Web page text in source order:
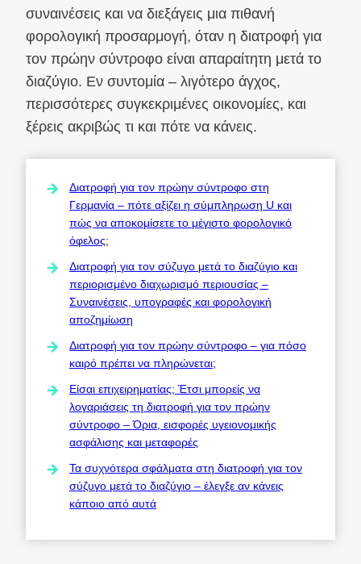
συναινέσεις και να διεξάγεις μια πιθανή
φορολογική προσαρμογή, όταν η διατροφή για
τον πρώην σύντροφο είναι απαραίτητη μετά το
διαζύγιο. Εν συντομία – λιγότερο άγχος,
περισσότερες συγκεκριμένες οικονομίες, και
ξέρεις ακριβώς τι και πότε να κάνεις.
Διατροφή για τον πρώην σύντροφο στη
Γερμανία – πότε αξίζει η σύμπληρωση U και
πώς να αποκομίσετε το μέγιστο φορολογικό
όφελος;
Διατροφή για τον σύζυγο μετά το διαζύγιο και
περιορισμένο διαχωρισμό περιουσίας –
Συναινέσεις, υπογραφές και φορολογική
αποζημίωση
Διατροφή για τον πρώην σύντροφο – για πόσο
καιρό πρέπει να πληρώνεται;
Είσαι επιχειρηματίας; Έτσι μπορείς να
λογαριάσεις τη διατροφή για τον πρώην
σύντροφο – Όρια, εισφορές υγειονομικής
ασφάλισης και μεταφορές
Τα συχνότερα σφάλματα στη διατροφή για τον
σύζυγο μετά το διαζύγιο – έλεγξε αν κάνεις
κάποιο από αυτά